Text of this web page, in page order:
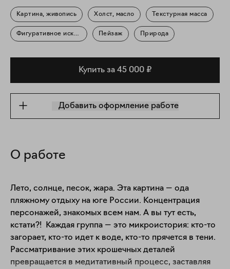
Картина, живопись Холст, масло Текстурная масса
Фигуративное искусство Пейзаж Природа
Купить за 45 000 ₽
Добавить оформление работе
О работе
Лето, солнце, песок, жара. Эта картина — ода
пляжному отдыху на юге России. Концентрация
персонажей, знакомых всем нам. А вы тут есть,
кстати?!  Каждая группа — это микроистория: кто-то
загорает, кто-то идет к воде, кто-то прячется в тени.
Рассматривание этих крошечных деталей
превращается в медитативный процесс, заставляя